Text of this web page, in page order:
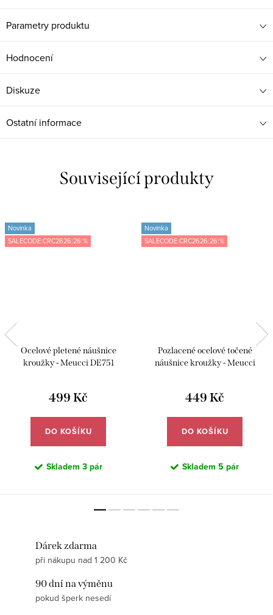
Parametry produktu
Hodnocení
Diskuze
Ostatní informace
Související produkty
Novinka
SALECODE:CRC2626:26:%
Ocelové pletené náušnice
kroužky - Meucci DE751
499 Kč
DO KOŠÍKU
Skladem 3 pár
Novinka
SALECODE:CRC2626:26:%
Pozlacené ocelové točené
náušnice kroužky - Meucci
449 Kč
DO KOŠÍKU
Skladem 5 pár
Dárek zdarma
při nákupu nad 1 200 Kč
90 dní na výměnu
pokud šperk nesedí